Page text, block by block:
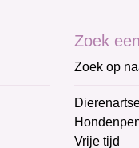
Zoek
Zoek op
Vrije tijd